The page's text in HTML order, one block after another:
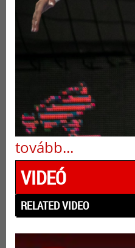
tovább...
VIDEÓ
RELATED VIDEO